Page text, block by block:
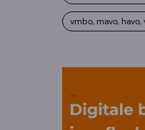
vmbo, mavo, havo,